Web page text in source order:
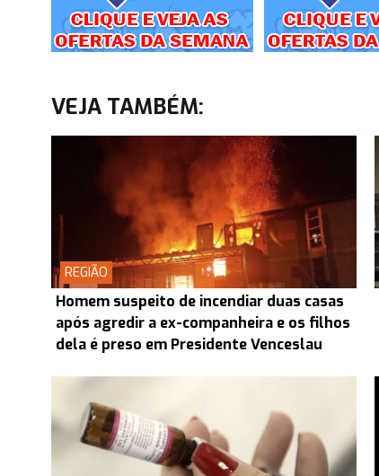
VEJA TAMBÉM:
REGIÃO
Homem suspeito de incendiar duas casas
após agredir a ex-companheira e os filhos
dela é preso em Presidente Venceslau